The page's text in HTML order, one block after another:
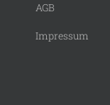
AGB
Impressum